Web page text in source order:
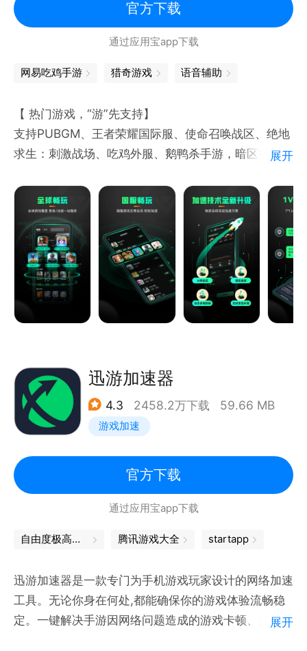
官方下载
通过应用宝app下载
网易吃鸡手游 猎奇游戏 语音辅助
【 热门游戏，“游”先支持】
支持PUBGM、王者荣耀国际服、使命召唤战区、绝地
求生：刺激战场、吃鸡外服、鹅鸭杀手游，暗区突围国
游、瓦罗兰特手游、剑灵2、英雄联盟手游（lol：wild
rift）、云顶之弈手游等游戏加速！
【海量手游库 新游上线快 】
支持PUBGM、王者国际服、使命召唤战区、星际战甲
国际服、炉石传说国际服、暗区突围国际服、飞机大
厨、对峙2、云顶之奕、鹅鸭杀、赛马娘、pubg2、暗
使命召唤手游全球服、八方旅人、符文大地传说、
Among US、游戏王、方舟生存进化、黎明杀机、公
主连接、冒险岛M、地球末日生存、Teon中文版、剑
灵：革命、战争机器人、地牢猎手5、FIFA、碧蓝幻想
（epic 7）、和平精英全球服、堡垒之夜、fgo、影之
诗、失落龙约黑色沙漠、文明重启全球服、荒野乱斗、
狂野飙车9等游戏加速！游戏库包罗千款好玩游戏，热
游新游排行一目了然。平均每天3款游戏的速度上
展开
迅游加速器
4.3 2458.2万下载 59.66 MB
游戏加速
官方下载
通过应用宝app下载
自由度极高的手游 腾讯游戏大全 startapp
迅游加速器是一款专门为手机游戏玩家设计的网络加速
工具。无论你身在何处,都能确保你的游戏体验流畅稳
定。一键解决手游因网络问题造成的游戏卡顿、延迟、
展开